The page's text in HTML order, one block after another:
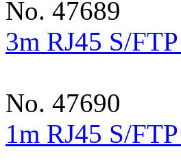
No. 47689
3m RJ45 S/
No. 47690
1m RJ45 S/